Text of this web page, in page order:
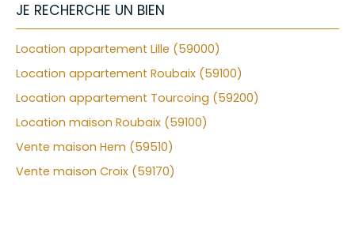
JE RECHERCHE UN BIEN
Location appartement Lille (59000)
Location appartement Roubaix (59100)
Location appartement Tourcoing (59200)
Location maison Roubaix (59100)
Vente maison Hem (59510)
Vente maison Croix (59170)